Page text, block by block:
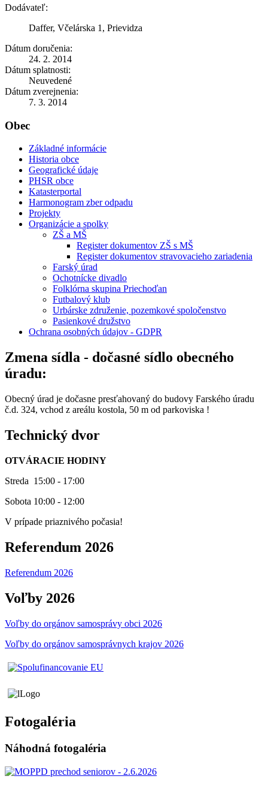
Dodávateľ:
Daffer, Včelárska 1, Prievidza
Dátum doručenia:
24. 2. 2014
Dátum splatnosti:
Neuvedené
Dátum zverejnenia:
7. 3. 2014
Obec
Základné informácie
Historia obce
Geografické údaje
PHSR obce
Katasterportal
Harmonogram zber odpadu
Projekty
Organizácie a spolky
ZŠ a MŠ
Register dokumentov ZŠ s MŠ
Register dokumentov stravovacieho zariadenia
Farský úrad
Ochotnícke divadlo
Folklórna skupina Priechoďan
Futbalový klub
Urbárske združenie, pozemkové spoločenstvo
Pasienkové družstvo
Ochrana osobných údajov - GDPR
Zmena sídla - dočasné sídlo obecného
úradu:
Obecný úrad je dočasne presťahovaný do budovy Farského úradu
č.d. 324, vchod z areálu kostola, 50 m od parkoviska !
Technický dvor
OTVÁRACIE HODINY
Streda 15:00 - 17:00
Sobota 10:00 - 12:00
V prípade priaznivého počasia!
Referendum 2026
Referendum 2026
Voľby 2026
Voľby do orgánov samosprávy obci 2026
Voľby do orgánov samosprávnych krajov 2026
Fotogaléria
Náhodná fotogaléria